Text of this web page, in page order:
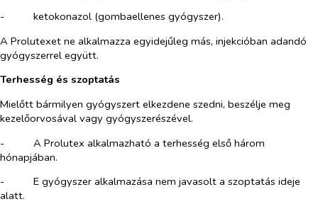
-​
ketokonazol (gombaellenes gyógyszer).
A Prolutexet ne alkalmazza egyidejűleg más, injekcióban adandó
gyógyszerrel együtt.
Terhesség és szoptatás
Mielőtt bármilyen gyógyszert elkezdene szedni, beszélje meg
kezelőorvosával vagy gyógyszerészével.
-​
A Prolutex alkalmazható a terhesség első három
hónapjában.
-​
E gyógyszer alkalmazása nem javasolt a szoptatás ideje
alatt.